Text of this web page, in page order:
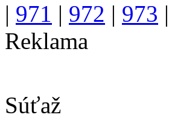
| 971 | 972 | 973 |
Reklama
Súťaž